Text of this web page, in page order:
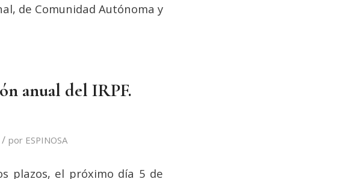
de Comunidad Autónoma y
anual del IRPF.
/ por ESPINOSA
plazos, el próximo día 5 de